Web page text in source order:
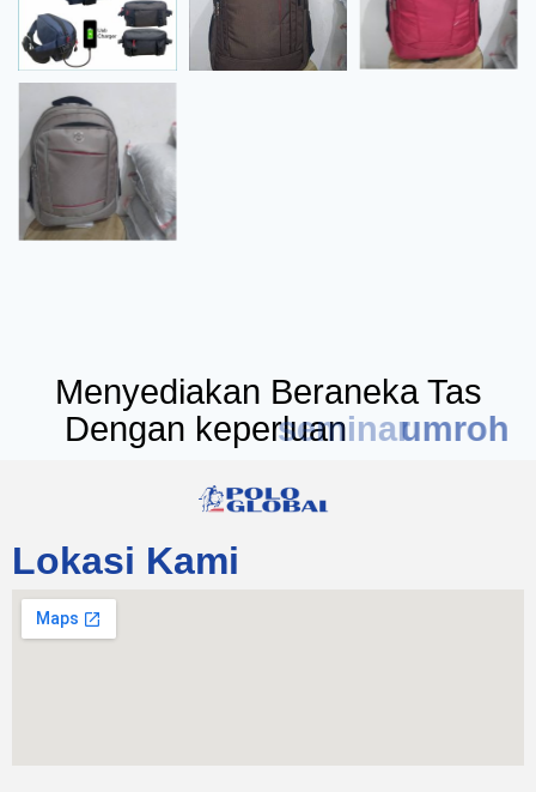
Menyediakan Beraneka Tas
Dengan keperluan seminar
Lokasi Kami